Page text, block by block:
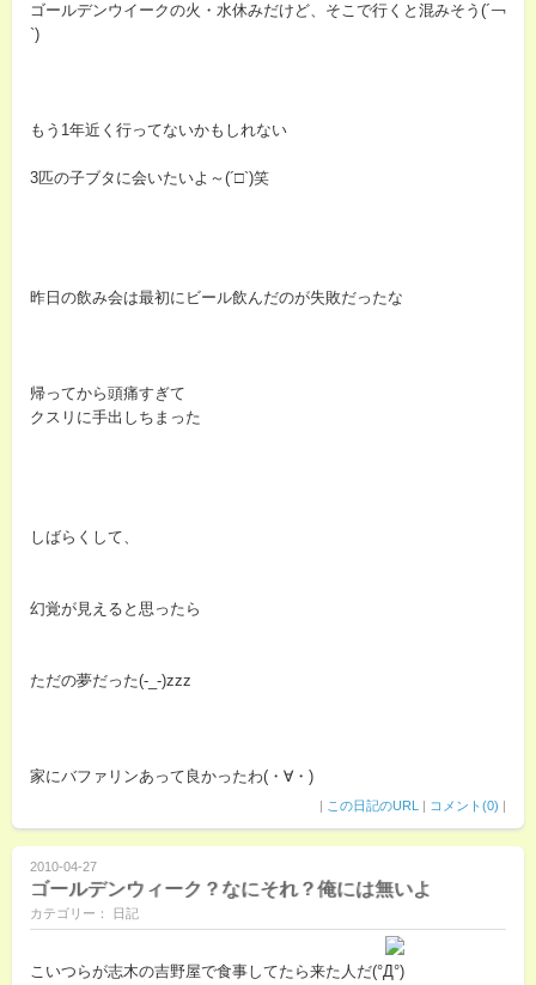
ゴールデンウイークの火・水休みだけど、そこで行くと混みそう(´￢
`)
もう1年近く行ってないかもしれない
3匹の子ブタに会いたいよ～(´□`)笑
昨日の飲み会は最初にビール飲んだのが失敗だったな
帰ってから頭痛すぎて
クスリに手出しちまった
しばらくして、
幻覚が見えると思ったら
ただの夢だった(-_-)zzz
家にバファリンあって良かったわ(・∀・)
| この日記のURL | コメント(0) |
2010-04-27
ゴールデンウィーク？なにそれ？俺には無いよ
カテゴリー： 日記
こいつらが志木の吉野屋で食事してたら来た人だ(°Д°)